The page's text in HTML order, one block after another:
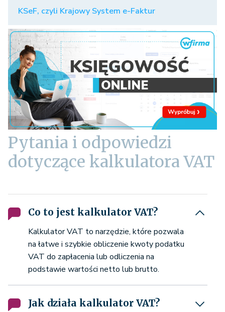
KSeF, czyli Krajowy System e-Faktur
Pytania i odpowiedzi
dotyczące kalkulatora VAT
Co to jest kalkulator VAT?
Kalkulator VAT to narzędzie, które pozwala
na łatwe i szybkie obliczenie kwoty podatku
VAT do zapłacenia lub odliczenia na
podstawie wartości netto lub brutto.
Jak działa kalkulator VAT?